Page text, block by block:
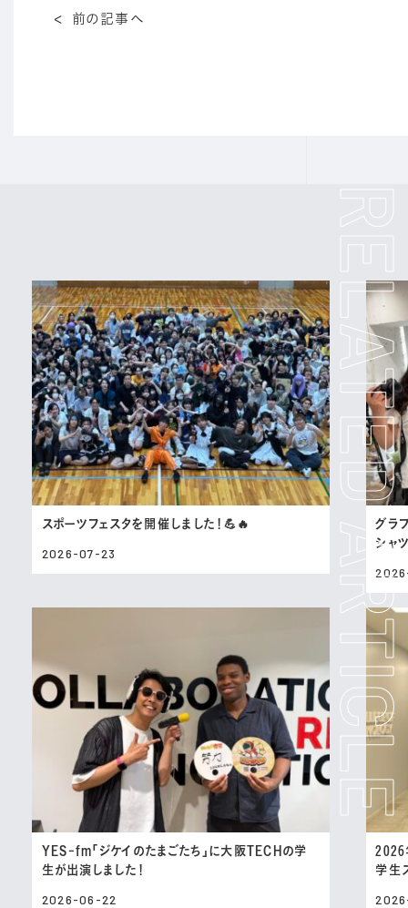
前の記事へ
スポーツフェスタを開催しました！💪🔥
2026-07-23
グラ
シャ
YES-fm「ジケイのたまごたち」に大阪TECHの学
生が出演しました！
2026-06-22
学生